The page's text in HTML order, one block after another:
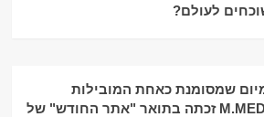
לעולם?
שמסומנת כאחת המובילות
בישראל: מירי מ־M.MEDIA זכתה בתואר "אתר החודש" של